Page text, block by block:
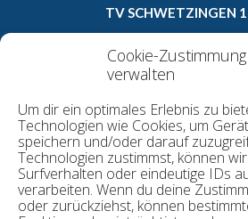
Cookie-Zustimmung
verwalten
Um dir ein optimales Erlebnis zu
Technologien wie Cookies, um
speichern und/oder darauf
Technologien zustimmst, können
Surfverhalten oder eindeutige IDs
verarbeiten. Wenn du deine
oder zurückziehst, können
TV SCHWETZINGEN
Carl-Theodor-
68723
E-Mail:
Kontakt